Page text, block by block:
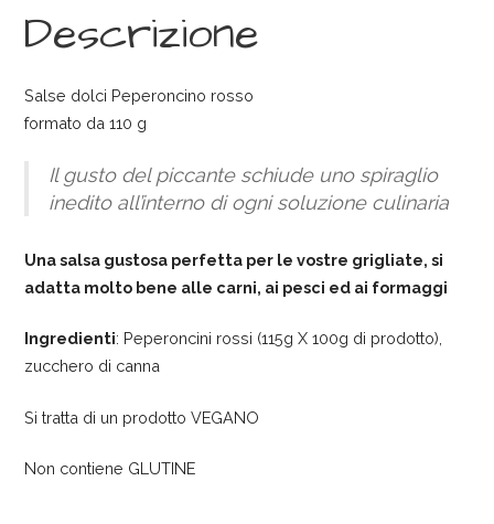
Descrizione
Salse dolci Peperoncino rosso
formato da 110 g
Il gusto del piccante schiude uno spiraglio
inedito all’interno di ogni soluzione culinaria
Una salsa gustosa perfetta per le vostre grigliate, si
adatta molto bene alle carni, ai pesci ed ai formaggi
Ingredienti: Peperoncini rossi (115g X 100g di prodotto),
zucchero di canna
Si tratta di un prodotto VEGANO
Non contiene GLUTINE